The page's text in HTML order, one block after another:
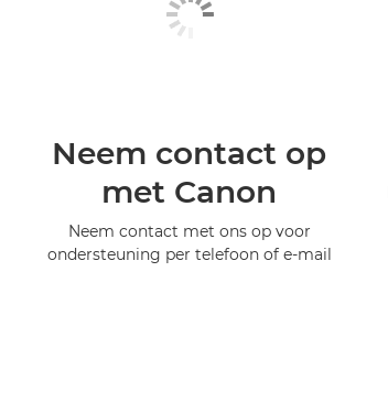
Neem contact op
met Canon
Neem contact met ons op voor
ondersteuning per telefoon of e-mail